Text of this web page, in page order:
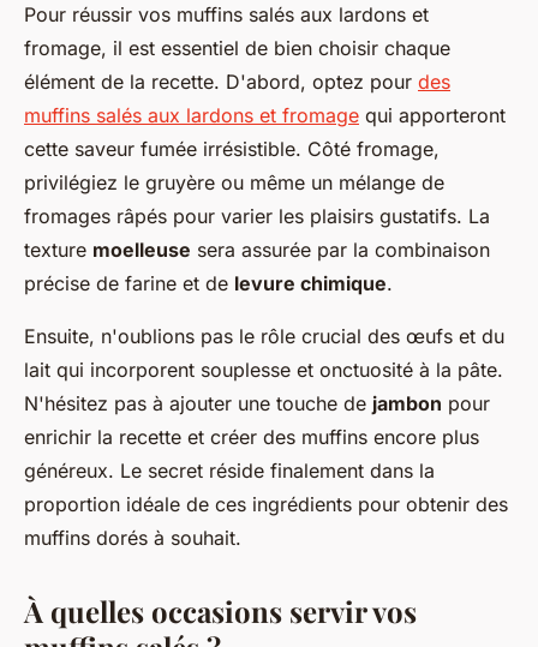
Pour réussir vos muffins salés aux lardons et
fromage, il est essentiel de bien choisir chaque
élément de la recette. D'abord, optez pour des
muffins salés aux lardons et fromage qui apporteront
cette saveur fumée irrésistible. Côté fromage,
privilégiez le gruyère ou même un mélange de
fromages râpés pour varier les plaisirs gustatifs. La
texture moelleuse sera assurée par la combinaison
précise de farine et de levure chimique.
Ensuite, n'oublions pas le rôle crucial des œufs et du
lait qui incorporent souplesse et onctuosité à la pâte.
N'hésitez pas à ajouter une touche de jambon pour
enrichir la recette et créer des muffins encore plus
généreux. Le secret réside finalement dans la
proportion idéale de ces ingrédients pour obtenir des
muffins dorés à souhait.
À quelles occasions servir vos